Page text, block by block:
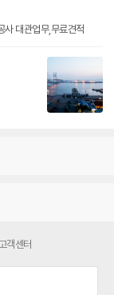
사 대관업무,무료견적
객센터